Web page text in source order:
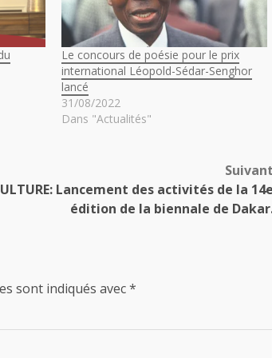
Le concours de poésie pour le prix
international Léopold-Sédar-Senghor
lancé
31/08/2022
Dans "Actualités"
Suivant
Lancement des activités de la 14e
édition de la biennale de
sont indiqués avec*